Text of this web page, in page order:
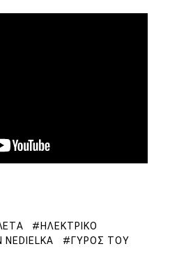
ΗΛΕΚΤΡΙΚΌ
NEDIELKA
ΓΎΡΟΣ ΤΟΥ